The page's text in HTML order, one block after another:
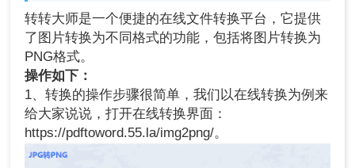
转转大师是一个便捷的在线文件转换平台，它提供
了图片转换为不同格式的功能，包括将图片转换为
PNG格式。
操作如下：
1、转换的操作步骤很简单，我们以在线转换为例来
给大家说说，打开在线转换界面：
https://pdftoword.55.la/img2png/。